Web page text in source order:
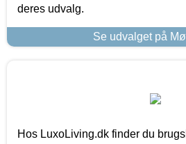
deres udvalg.
Se udvalget på
Hos LuxoLiving.dk finder du